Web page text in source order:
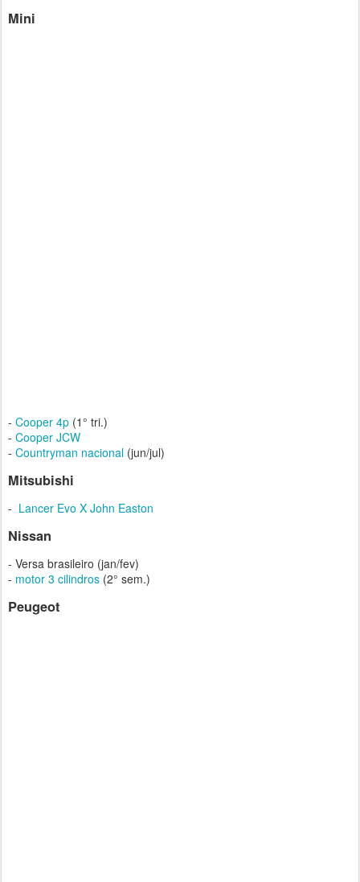
Mini
- Cooper 4p (1° tri.)
- Cooper JCW
- Countryman nacional (jun/jul)
Mitsubishi
- Lancer Evo X John Easton
Nissan
- Versa brasileiro (jan/fev)
- motor 3 cilindros (2° sem.)
Peugeot